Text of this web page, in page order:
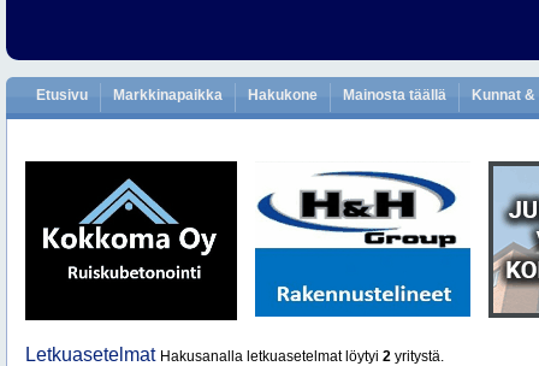
Etusivu Markkinapaikka Hakukone Mainosta täällä Kunnat
Letkuasetelmat Hakusanalla letkuasetelmat löytyi 2 yritystä.